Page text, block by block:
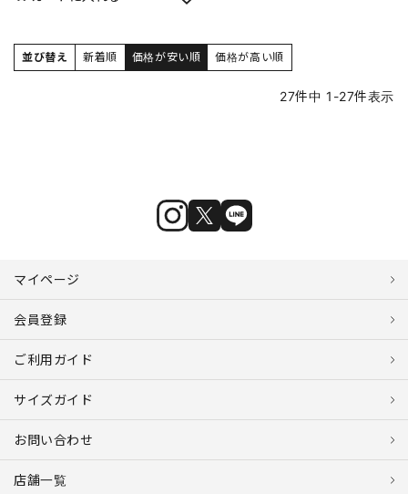
並び替え 新着順 価格が安い順 価格が高い順
27件中 1 -27件表示
マイページ
会員登録
ご利用ガイド
サイズガイド
お問い合わせ
店舗一覧